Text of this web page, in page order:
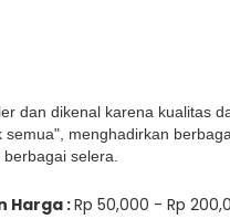
dan dikenal karena kualitas
menghadirkan
selera.
Harga :Rp 50,000 - Rp